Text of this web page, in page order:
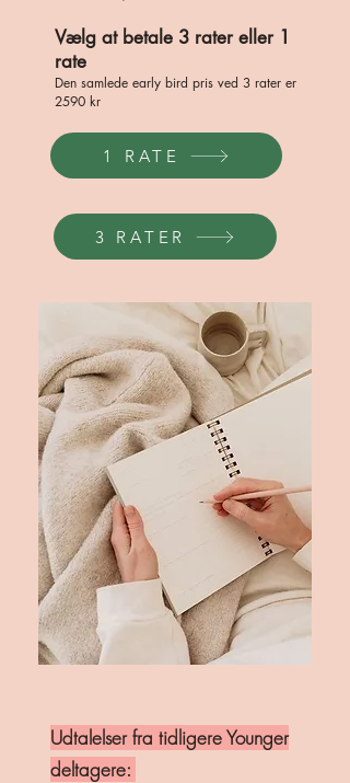
Vælg at betale 3 rater eller 1
rate
Den samlede early bird pris ved 3 rater er
2590 kr
1 RATE
3 RATER
Udtalelser fra tidligere Younger
deltagere: